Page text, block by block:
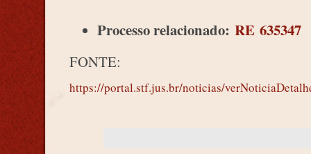
Processo relacionado: RE 635347
FONTE:
https://portal.stf.jus.br/noticias/